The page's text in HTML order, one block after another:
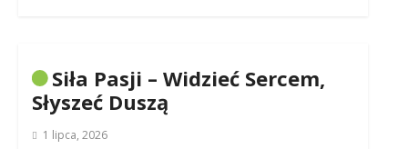
Siła Pasji – Widzieć Sercem,
Słyszeć Duszą
1 lipca, 2026